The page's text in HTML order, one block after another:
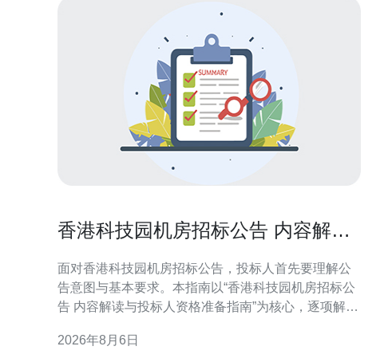
香港科技园机房招标公告 内容解读
面对香港科技园机房招标公告，投标人首先要理解公
告意图与基本要求。本指南以“香港科技园机房招标公
告 内容解读与投标人资格准备指南”为核心，逐项解析
准备投标文件，提升中标概率。 招标公告概览：把握
2026年8月6日